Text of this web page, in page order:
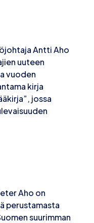
Antti Aho
uuteen
vuoden
kirja
jossa
Aho on
perustamasta
suurimman